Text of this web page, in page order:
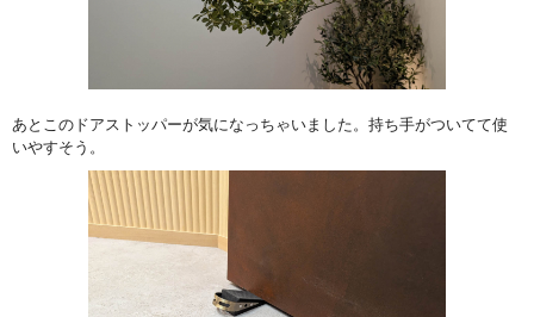
あとこのドアストッパーが気になっちゃいました。持ち手がついてて使
いやすそう。